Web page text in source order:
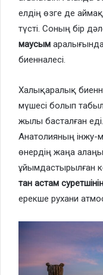
елдің өзге де
түсті. Соның бір
маусым
биенналесі.
Халықаралық
мүшесі болып
жылы басталған
Анатолияның інжу-
өнердің жаңа
ұйымдастырылған
тан астам
ерекше рухани